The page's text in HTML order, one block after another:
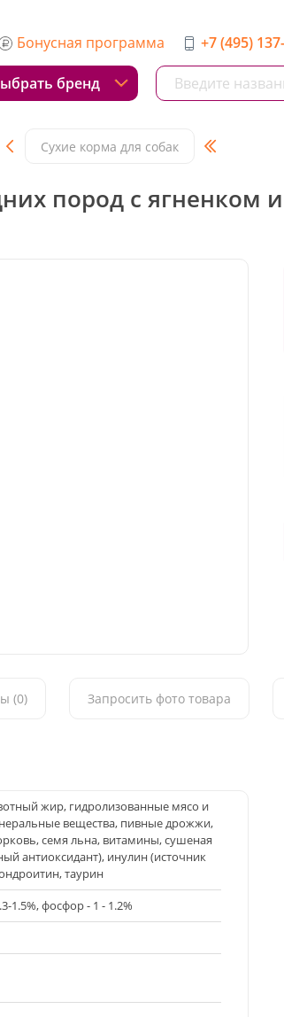
Бонусная программа +7 (495)
бренд
Сухие корма для собак
пород с ягненком
(0) Запросить фото товара
жир, гидролизованные мясо и
вещества, пивные дрожжи,
семя льна, витамины, сушеная
антиоксидант), инулин (источник
таурин
1.5%, фосфор - 1 - 1.2%